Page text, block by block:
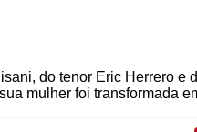
do tenor Eric Herrero
mulher foi transformada